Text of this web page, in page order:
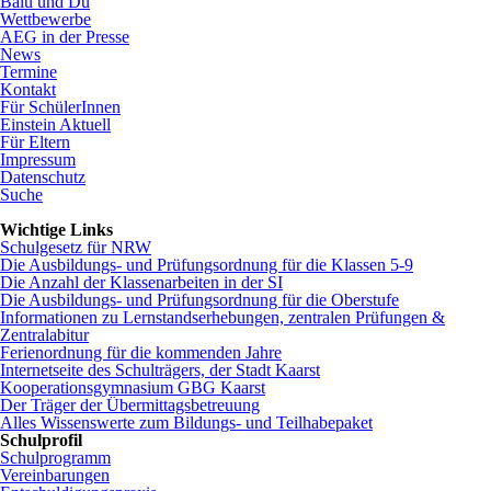
Wettbewerbe
AEG in der Presse
News
Termine
Kontakt
Für SchülerInnen
Einstein Aktuell
Für Eltern
Impressum
Datenschutz
Suche
Wichtige Links
Schulgesetz für NRW
Die Ausbildungs- und Prüfungsordnung für die Klassen 5-9
Die Anzahl der Klassenarbeiten in der SI
Die Ausbildungs- und Prüfungsordnung für die Oberstufe
Informationen zu Lernstandserhebungen, zentralen Prüfungen &
Zentralabitur
Ferienordnung für die kommenden Jahre
Internetseite des Schulträgers, der Stadt Kaarst
Kooperationsgymnasium GBG Kaarst
Der Träger der Übermittagsbetreuung
Alles Wissenswerte zum Bildungs- und Teilhabepaket
Schulprofil
Navigation
überspringen
Schulprogramm
Vereinbarungen